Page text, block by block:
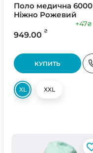
Поло медична 6000
Ніжно Рожевий
949.00 ₴
+47₴
КУПИТЬ
XL XXL